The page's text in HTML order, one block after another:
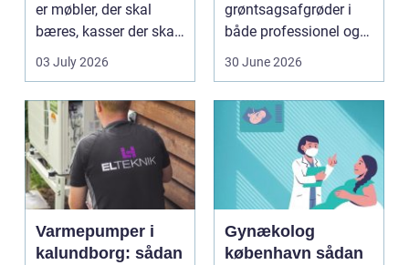
er møbler, der skal
bæres, kasser der skal
pakkes, o...
03 July 2026
grøntsagsafgrøder i
både professionel og
hobbybaseret
30 June 2026
Varmepumper i
kalundborg: sådan
Gynækolog
københavn sådan